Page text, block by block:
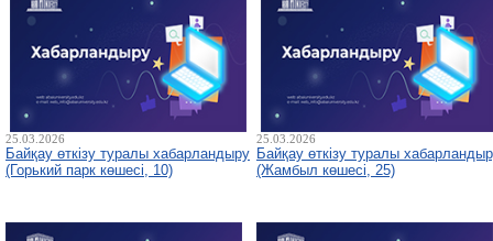
25.03.2026
Байқау өткізу туралы хабарландыру
(Горький парк көшесі, 10)
25.03.2026
Байқау өткізу туралы
(Жамбыл көшесі, 25)